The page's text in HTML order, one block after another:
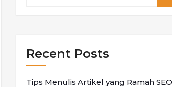
Recent Posts
Tips Menulis Artikel yang Ramah SEO